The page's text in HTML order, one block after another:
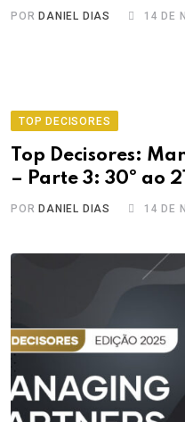
PORDANIEL DIAS 14 DE
TOP DECISORES
Top Decisores:
– Parte 3: 30º ao
PORDANIEL DIAS 14 DE